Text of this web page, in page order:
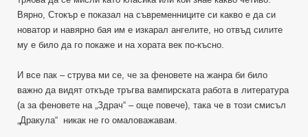
Вярно, Стокър е показал на съвременниците си какво е да си
новатор и навярно бая им е изкарал ангелите, но отвъд силите
му е било да го покаже и на хората век по-късно.
И все пак – струва ми се, че за феновете на жанра би било
важно да видят откъде тръгва вампирската работа в литература
(а за феновете на „Здрач“ – още повече), така че в този смисъл
„Дракула“ никак не го омаловажавам.